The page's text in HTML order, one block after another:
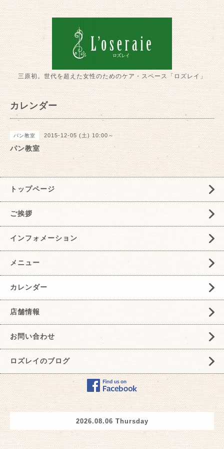
三原初。世代を超えた女性のためのケア・スペース「ロズレイ」
カレンダー
パン教室 2015-12-05 (土) 10:00～
パン教室
トップページ
ご挨拶
インフォメーション
メニュー
カレンダー
店舗情報
お問い合わせ
ロズレイのブログ
2026.08.06 Thursday